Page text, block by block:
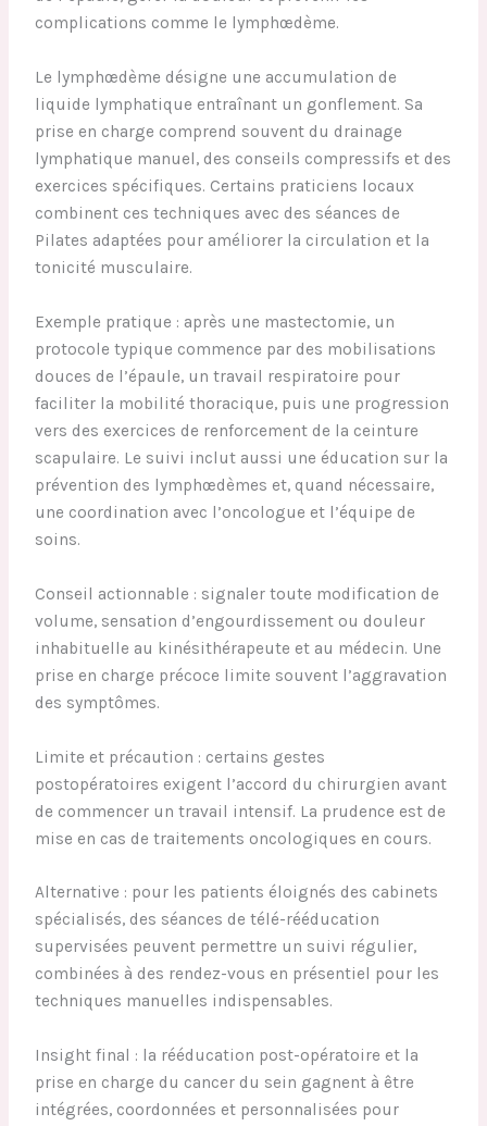
complications comme le lymphœdème.
Le lymphœdème désigne une accumulation de
liquide lymphatique entraînant un gonflement. Sa
prise en charge comprend souvent du drainage
lymphatique manuel, des conseils compressifs et des
exercices spécifiques. Certains praticiens locaux
combinent ces techniques avec des séances de
Pilates adaptées pour améliorer la circulation et la
tonicité musculaire.
Exemple pratique : après une mastectomie, un
protocole typique commence par des mobilisations
douces de l’épaule, un travail respiratoire pour
faciliter la mobilité thoracique, puis une progression
vers des exercices de renforcement de la ceinture
scapulaire. Le suivi inclut aussi une éducation sur la
prévention des lymphœdèmes et, quand nécessaire,
une coordination avec l’oncologue et l’équipe de
soins.
Conseil actionnable : signaler toute modification de
volume, sensation d’engourdissement ou douleur
inhabituelle au kinésithérapeute et au médecin. Une
prise en charge précoce limite souvent l’aggravation
des symptômes.
Limite et précaution : certains gestes
postopératoires exigent l’accord du chirurgien avant
de commencer un travail intensif. La prudence est de
mise en cas de traitements oncologiques en cours.
Alternative : pour les patients éloignés des cabinets
spécialisés, des séances de télé-rééducation
supervisées peuvent permettre un suivi régulier,
combinées à des rendez-vous en présentiel pour les
techniques manuelles indispensables.
Insight final : la rééducation post-opératoire et la
prise en charge du cancer du sein gagnent à être
intégrées, coordonnées et personnalisées pour